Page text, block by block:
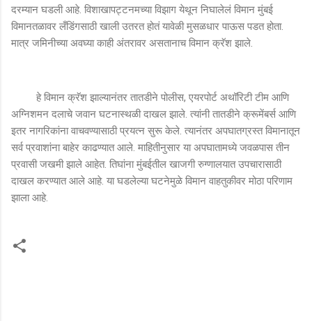
दरम्यान घडली आहे. विशाखापट्टनमच्या विझाग येथून निघालेलं विमान मुंबई
विमानतळावर लँडिंगसाठी खाली उतरत होतं यावेळी मुसळधार पाऊस पडत होता.
मात्र जमिनीच्या अवघ्या काही अंतरावर असतानाच विमान क्रॅश झाले.
हे विमान क्रॅश झाल्यानंतर तातडीने पोलीस, एयरपोर्ट अथॉरिटी टीम आणि
अग्निशमन दलाचे जवान घटनास्थळी दाखल झाले. त्यांनी तातडीने क्रूमेंबर्स आणि
इतर नागरिकांना वाचवण्यासाठी प्रयत्न सुरू केले. त्यानंतर अपघातग्रस्त विमानातून
सर्व प्रवाशांना बाहेर काढण्यात आले. माहितीनुसार या अपघातामध्ये जवळपास तीन
प्रवासी जखमी झाले आहेत. तिघांना मुंबईतील खाजगी रुग्णालयात उपचारासाठी
दाखल करण्यात आले आहे. या घडलेल्या घटनेमुळे विमान वाहतुकीवर मोठा परिणाम
झाला आहे.